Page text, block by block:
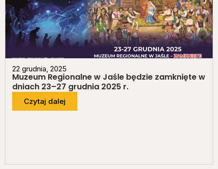
22 grudnia, 2025
Muzeum Regionalne w Jaśle będzie zamknięte w
dniach 23–27 grudnia 2025 r.
Czytaj dalej